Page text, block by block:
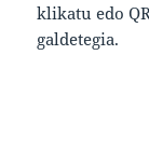
klikatu edo
galdetegia.